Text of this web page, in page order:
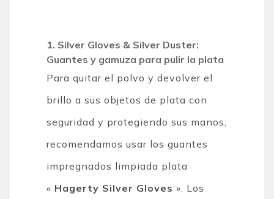
1. Silver Gloves & Silver Duster:
Guantes y gamuza para pulir la plata
Para quitar el polvo y devolver el
brillo a sus objetos de plata con
seguridad y protegiendo sus manos,
recomendamos usar los guantes
impregnados limpiada plata
« Hagerty Silver Gloves ». Los